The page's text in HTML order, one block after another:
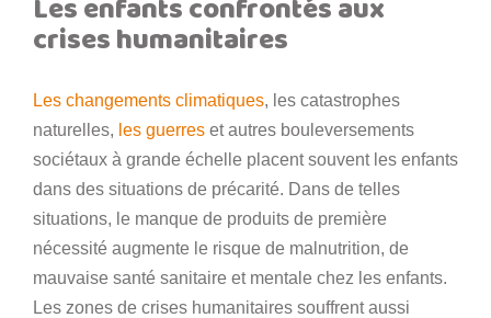
Les enfants confrontés aux
crises humanitaires
Les changements climatiques, les catastrophes
naturelles, les guerres et autres bouleversements
sociétaux à grande échelle placent souvent les enfants
dans des situations de précarité. Dans de telles
situations, le manque de produits de première
nécessité augmente le risque de malnutrition, de
mauvaise santé sanitaire et mentale chez les enfants.
Les zones de crises humanitaires souffrent aussi